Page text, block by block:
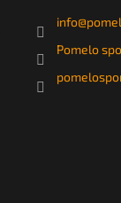
info@
Pomelo